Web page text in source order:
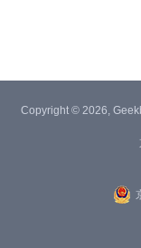
Copyright © 2026,